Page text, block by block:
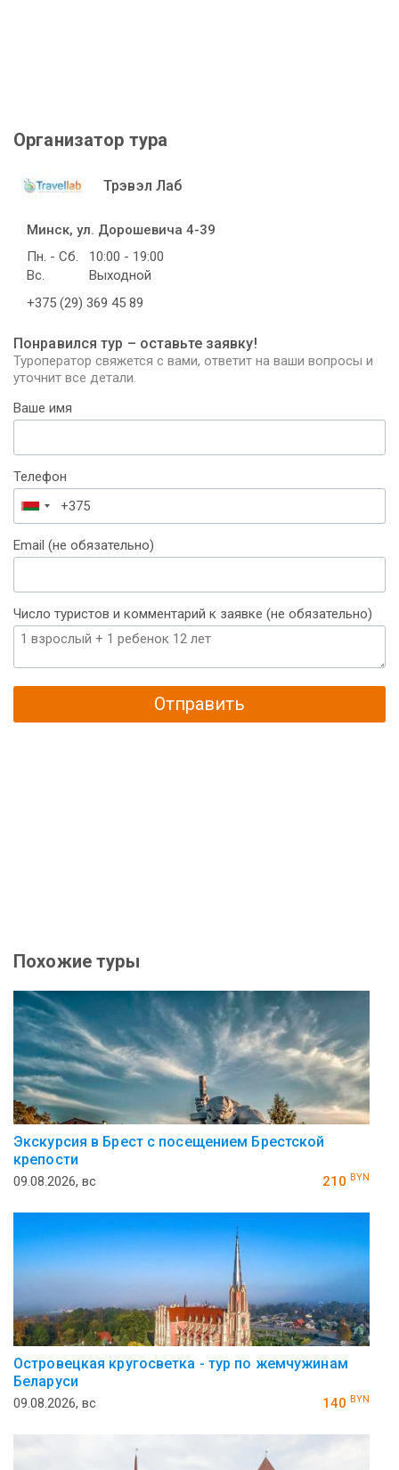
Организатор тура
Трэвэл Лаб
Минск, ул. Дорошевича 4-39
Пн. - Сб.
10:00 - 19:00
Вс.
Выходной
+375 (29) 369 45 89
Понравился тур – оставьте заявку!
Туроператор свяжется с вами, ответит на ваши вопросы и
уточнит все детали.
Ваше имя
Телефон
Беларусь
+375
Email (не обязательно)
Число туристов и комментарий к заявке (не обязательно)
Отправить
Похожие туры
Экскурсия в Брест с посещением Брестской
крепости
09.08.2026, вс 210 BYN
Островецкая кругосветка - тур по жемчужинам
Беларуси
09.08.2026, вс 140 BYN